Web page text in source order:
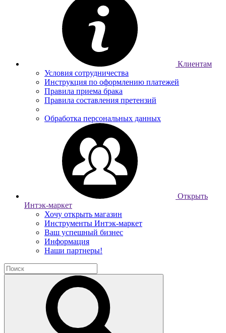
Клиентам
Условия сотрудничества
Инструкция по оформлению платежей
Правила приема брака
Правила составления претензий
Обработка персональных данных
Открыть
Интэк-маркет
Хочу открыть магазин
Инструменты Интэк-маркет
Ваш успешный бизнес
Информация
Наши партнеры!